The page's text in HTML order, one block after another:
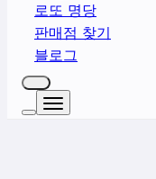
로또 명당
판매점 찾기
블로그